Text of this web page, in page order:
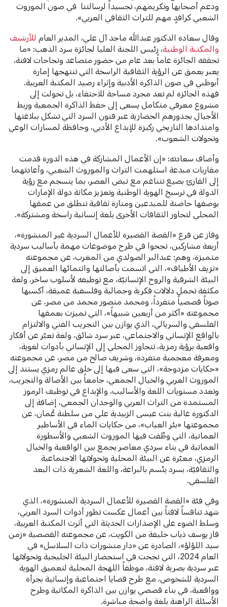
ودعم أصحابها وتكريمهم، تجسيداً لرسالتنا في صون الموروث
الشعبي كرافدٍ مهم للتراث الثقافي العربي».
وقال سعادة الدكتور عبدالله ماجد آل علي، المدير العام للأرشيف
والمكتبة الوطنية، رئيس اللجنة العليا لجائزة سرد الذهب: «ما
تحققه الجائزة عاماً بعد عام من حضور متصاعد ونجاحات لافتة،
يعبر بعمق عن الرؤية الثقافية الراسخة التي تنتهجها إمارة
أبوظبي في صون الذاكرة الأدبية وإثراء رصيد المكتبة العربية.
فهذه الجائزة لم تعد مجرد مساحة للاحتفاء، بل تحولت إلى
مشروع معرفي متكامل يسعى إلى حفظ الذاكرة الجمعية وربط
الأجيال بجذورهم الحضارية عبر فنون السرد التي تشكل ببلاغتها
وامتدادها التاريخي ركيزة للإبداع الأدبي، وحافظة لمسارات الوعي
وتحولات الشعوب».
وأضاف سعادته: «إن الأعمال المشاركة في هذه الدورة قدمت
مقاربات مبدعة استلهمت التراث والموروث الشعبي، وأعادتهما
إلى القارئ بصيغ تتناغم مع نبض العصر، بما ينسجم مع رؤية
الدولة في ترسيخ الهوية الوطنية وتعزيز مكانة دولة الإمارات
بوصفها حاضنة للمبدعين ومنارة ثقافية تنطلق من عمقها
المحلي لتحاور الثقافات الأخرى بلغة إنسانية راسخة ومشتركة».
وفاز عن فرع «القصة القصيرة للأعمال السردية غير المنشورة»،
أربعة مشاركين، نجحوا في طرح موضوعات مهمة بأساليب سردية
متميزة، وهم: عبدالبر الصولدي من المغرب، عن مجموعته
«نزيف الأطياف»، التي اتسمت بأصالتها وانتمائها العميق إلى
البيئة الشرقية والروح الإنسانيّة، مع توظيفه لأسلوب ساخر، ولغة
مكثفة تحمل دلالات فكرية وجمالية وفلسفية عميقة، أكسبها
صوتاً قصصياً متفرداً، ومحمد منصور محمد من مصر، عن
مجموعته «أكثر من أربعين شبيهاً»، التي تميزت بعمقها
الفلسفي والسريالي، الذي يوازن بين التجريب الفني والالتزام
بالواقع الإنساني والاجتماعي، عبر سرد شائق، ولغة تعبّر عن أفكار
واقعية برؤية رمزية، تتجاوز المحلي إلى الإنساني بأدوات لغوية،
ومعرفة معجمية متفردة، وشريف صالح من مصر، عن مجموعته
«حكايات مزدوجة»، التي سعى فيها إلى خلق عالم رمزي يستند إلى
الموروث العربي والخيال الجمعي، جامعاً بين الأصالة والتجريب،
وتعدد مستويات اللغة والأساليب، والإبداع في توظيف الرموز
المستمدة من التراث العربي والوجدان الجمعي، إضافة إلى
الدكتورة غالية بنت عيسى الزبيدية علي من سلطنة عُمان، عن
مجموعتها «بئر الغياب»، من حكايات الماء في الأساطير
العمانية، التي وظّفت فيها الموروث الشعبي والأسطورة
العمانية في بناء سردي معاصر يجمع بين الواقعية والخيال
الرمزي، معبّرة عن البيئة المحلية وتحولاتها الاجتماعية
والثقافيّة، بسرد يتّسم بالبراعة، واللغة الشعرية ذات البعد
الفلسفي.
وفي فئة «القصة القصيرة للأعمال السردية المنشورة»، الذي
شهد تنافساً لافتاً بين أعمال عكست تطور أدوات السرد العربي،
وسلط الضوء على الإصدارات الحديثة التي أثرت المكتبة العربية،
فاز يوسف ذياب خليفة من الكويت، عن مجموعته القصصية «زمن
سيد اللؤلؤ»، الصادرة عن «دار منشورات ذات السلاسل» في
العام 2024، التي نجحت في استحضار البيئة الخليجية وتحولاتها
عبر سردية بصرية لافتة، موظفاً اللهجة المحلية لتعميق الهوية
السردية للشخوص، مع طرح قضايا اجتماعية وإنسانية بجرأة
وواقعية، في بناء قصصي يوازن بين الذاكرة المكانية وطرح
الأسئلة الراهنة بلغة واضحة مباشرة.